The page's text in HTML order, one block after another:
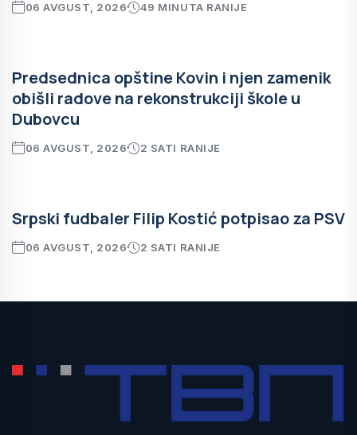
06 AVGUST, 2026 49 MINUTA RANIJE
Predsednica opštine Kovin i njen zamenik
obišli radove na rekonstrukciji škole u
Dubovcu
06 AVGUST, 2026 2 SATI RANIJE
Srpski fudbaler Filip Kostić potpisao za PSV
06 AVGUST, 2026 2 SATI RANIJE